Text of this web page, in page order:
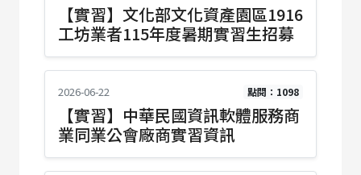
【實習】文化部文化資產園區1916
工坊業者115年度暑期實習生招募
2026-06-22 點閱：1098
【實習】中華民國資訊軟體服務商
業同業公會廠商實習資訊